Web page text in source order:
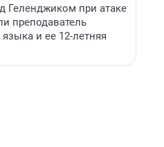
Геленджиком при атаке
преподаватель
и ее 12-летняя